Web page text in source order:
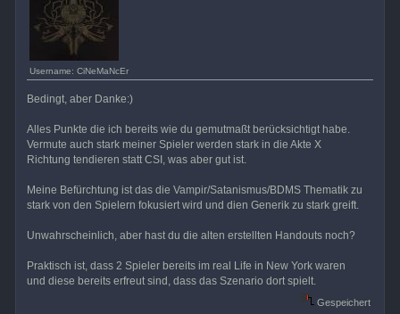
Username: CiNeMaNcEr
Bedingt, aber Danke:)
Alles Punkte die ich bereits wie du gemutmaßt berücksichtigt habe.
Vermute auch stark meiner Spieler werden stark in die Akte X
Richtung tendieren statt CSI, was aber gut ist.
Meine Befürchtung ist das die Vampir/Satanismus/BDMS Thematik zu
stark von den Spielern fokusiert wird und dien Generik zu stark greift.
Unwahrscheinlich, aber hast du die alten erstellten Handouts noch?
Praktisch ist, dass 2 Spieler bereits im real Life in New York waren
und diese bereits erfreut sind, dass das Szenario dort spielt.
Gespeichert